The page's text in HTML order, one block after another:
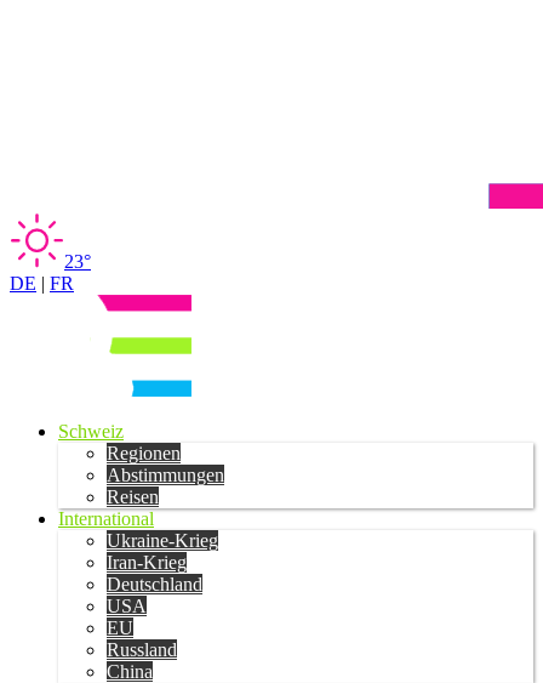
23°
DE | FR
Schweiz
Regionen
Abstimmungen
Reisen
International
Ukraine-Krieg
Iran-Krieg
Deutschland
USA
EU
Russland
China